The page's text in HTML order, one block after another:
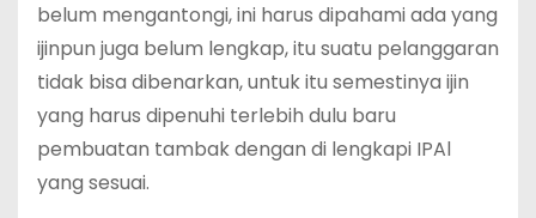
belum mengantongi, ini harus dipahami ada yang
ijinpun juga belum lengkap, itu suatu pelanggaran
tidak bisa dibenarkan, untuk itu semestinya ijin
yang harus dipenuhi terlebih dulu baru
pembuatan tambak dengan di lengkapi IPAl
yang sesuai.